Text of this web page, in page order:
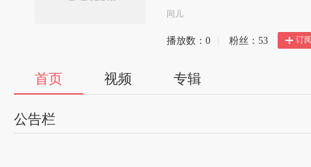
同儿
播放数： 0 粉丝： 53 订
首页 视频 专辑
公告栏